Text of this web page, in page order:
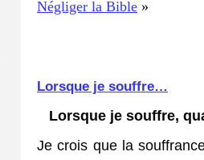
Négliger la Bible »
Lorsque je souffre…
Lorsque je souffre,
Je crois que la